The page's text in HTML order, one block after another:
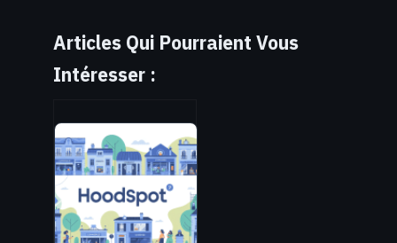
Articles Qui Pourraient Vous
Intéresser :